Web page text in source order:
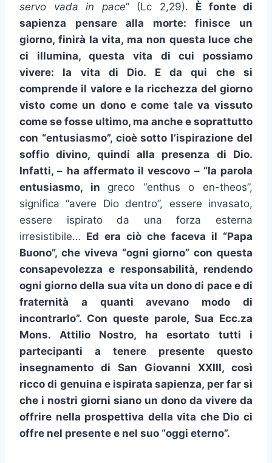
servo vada in pace” (Lc 2,29). È fonte di
sapienza pensare alla morte: finisce un
giorno, finirà la vita, ma non questa luce che
ci illumina, questa vita di cui possiamo
vivere: la vita di Dio. E da qui che si
comprende il valore e la ricchezza del giorno
visto come un dono e come tale va vissuto
come se fosse ultimo, ma anche e soprattutto
con “entusiasmo”, cioè sotto l’ispirazione del
soffio divino, quindi alla presenza di Dio.
Infatti, – ha affermato il vescovo – “la parola
entusiasmo, in greco “enthus o en-theos”,
significa “avere Dio dentro”, essere invasato,
essere ispirato da una forza esterna
irresistibile… Ed era ciò che faceva il “Papa
Buono”, che viveva “ogni giorno” con questa
consapevolezza e responsabilità, rendendo
ogni giorno della sua vita un dono di pace e di
fraternità a quanti avevano modo di
incontrarlo”. Con queste parole, Sua Ecc.za
Mons. Attilio Nostro, ha esortato tutti i
partecipanti a tenere presente questo
insegnamento di San Giovanni XXIII, così
ricco di genuina e ispirata sapienza, per far sì
che i nostri giorni siano un dono da vivere da
offrire nella prospettiva della vita che Dio ci
offre nel presente e nel suo “oggi eterno”.